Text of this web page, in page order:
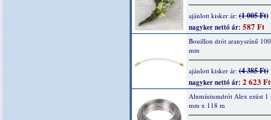
ajánlott kisker ár:(1 005 Ft)
nagyker nettó ár: 587 Ft
Bouillon drót aranyszínű
mm
ajánlott kisker ár:(4 385 Ft)
nagyker nettó ár: 2 623 Ft
Alumíniumdrót Alex ezüst 1
mm x 118 m